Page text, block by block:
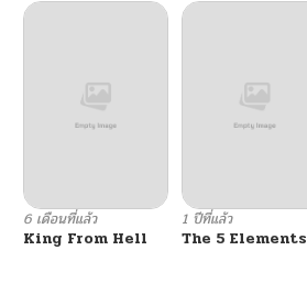
6 เดือนที่แล้ว
King From Hell
1 ปีที่แล้ว
The 5 Elements